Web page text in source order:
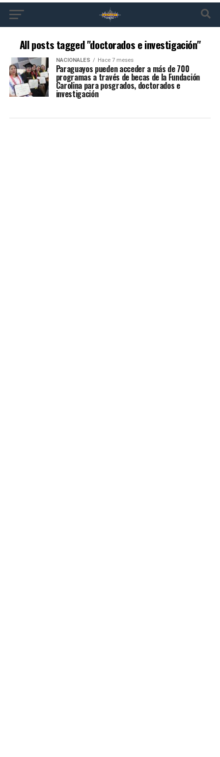
All posts tagged "doctorados e investigación"
NACIONALES Hace 7 meses
Paraguayos pueden acceder a más de 700
programas a través de becas de la Fundación
Carolina para posgrados, doctorados e
investigación